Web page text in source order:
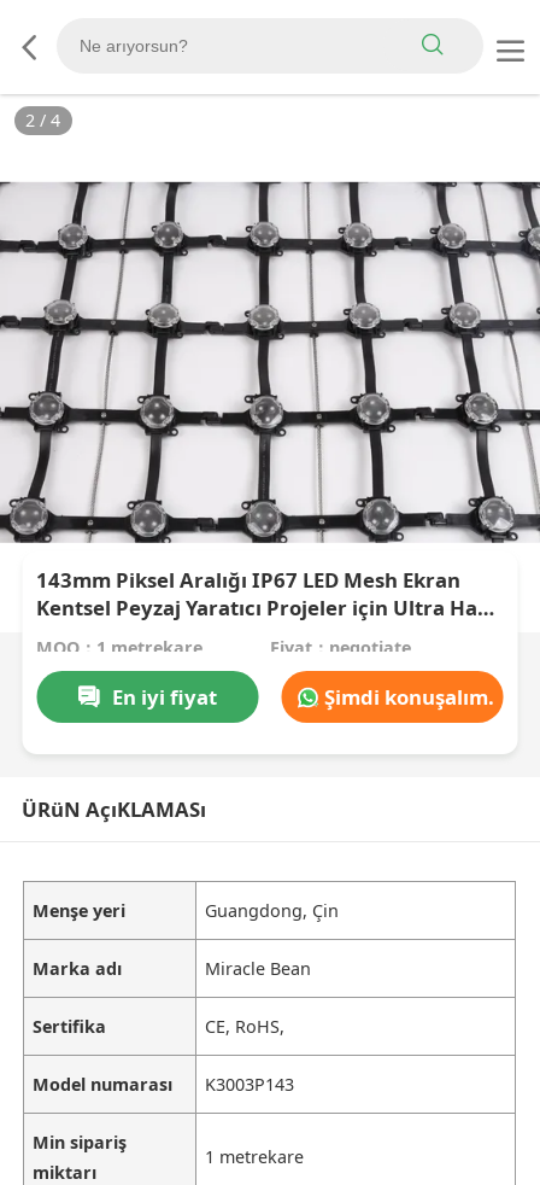
3 /4
143mm Piksel Aralığı IP67 LED Mesh Ekran
Kentsel Peyzaj Yaratıcı Projeler için Ultra Hafif
Dış Mekan Büyük Ekran
MOQ：1 metrekare Fiyat：negotiate
En iyi fiyat Şimdi konuşalım.
ÜRüN AçıKLAMASı
Menşe yeri Guangdong, Çin
Marka adı Miracle Bean
Sertifika CE, RoHS,
Model numarası K3003P143
Min sipariş
miktarı
1 metrekare